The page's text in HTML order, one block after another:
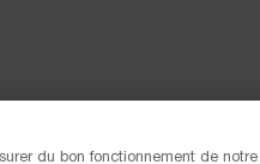
du bon fonctionnement de